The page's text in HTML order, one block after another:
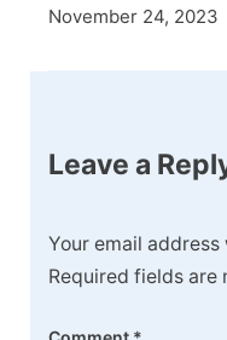
November 24, 2023
Leave a
Your email
Required fields are